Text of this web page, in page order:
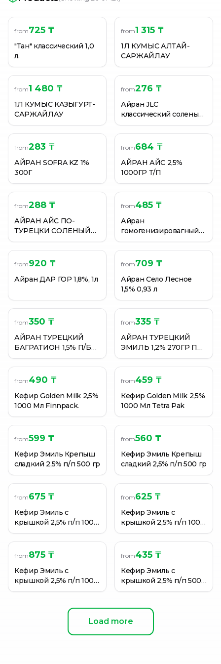
from725 ₸
"Тан" классический 1,0
л.
from1 315 ₸
1Л КУМЫС АЛТАЙ-
САРЖАЙЛАУ
from1 480 ₸
1Л КУМЫС КАЗЫГУРТ-
САРЖАЙЛАУ
from276 ₸
Айран JLC
классический соленый
1% 0,3 л.
from283 ₸
АЙРАН SOFRA KZ 1%
300Г
from684 ₸
АЙРАН АЙС 2,5%
1000ГР Т/П
from288 ₸
АЙРАН АЙС ПО-
ТУРЕЦКИ СОЛЕНЫЙ
1,2% 300Г ПЛ/СТ
from485 ₸
Айран
гомогенизировагный
2,5% 1 литр
нормализованный
from920 ₸
Айран ДАР ГОР 1,8%, 1л
from709 ₸
Айран Село Лесное
1,5% 0,93 л
from350 ₸
АЙРАН ТУРЕЦКИЙ
БАГРАТИОН 1,5% П/Б
330 ГР
from335 ₸
АЙРАН ТУРЕЦКИЙ
ЭМИЛЬ 1,2% 270ГР ПЛ/
СТ
from490 ₸
Кефир Golden Milk 2,5%
1000 Мл Finnpack.
from459 ₸
Кефир Golden Milk 2,5%
1000 Мл Tetra Pak
from599 ₸
Кефир Эмиль Крепыш
сладкий 2,5% п/п 500 гр
from560 ₸
Кефир Эмиль Крепыш
сладкий 2,5% п/п 500 гр
from675 ₸
Кефир Эмиль с
крышкой 2,5% п/п 1000
гр
from625 ₸
Кефир Эмиль с
крышкой 2,5% п/п 1000
гр
from875 ₸
Кефир Эмиль с
крышкой 2,5% п/п 1000
гр
from435 ₸
Кефир Эмиль с
крышкой 2,5% п/п 500
гр
Load more
Кефир Эмиль с крышкой 2,5% п/п 1000 гр
Кефир Эмиль с крышкой 2,5% п/п 1000 гр
Кефир Эмиль с крышкой 2,5% п/п 500 гр